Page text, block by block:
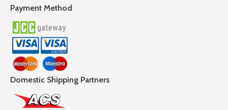
Payment Method
Domestic Shipping Partners